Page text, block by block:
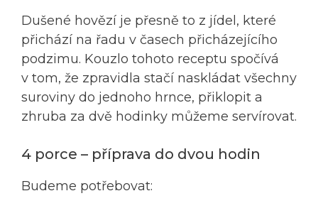
Dušené hovězí je přesně to z jídel, které
přichází na řadu v časech přicházejícího
podzimu. Kouzlo tohoto receptu spočívá
v tom, že zpravidla stačí naskládat všechny
suroviny do jednoho hrnce, přiklopit a
zhruba za dvě hodinky můžeme servírovat.
4 porce – příprava do dvou hodin
Budeme potřebovat: